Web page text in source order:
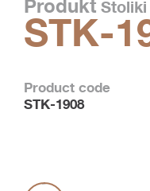
Produkt
STK-
Product code
STK-1908